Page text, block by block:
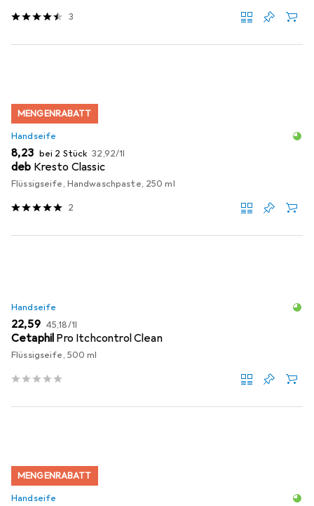
3
MENGENRABATT
Handseife
EUR
8,23 bei 2 Stück EUR
32,92/1l
deb Kresto Classic
Flüssigseife, Handwaschpaste, 250 ml
2
Handseife
EUR
22,59 EUR
45,18/1l
Cetaphil Pro Itchcontrol Clean
Flüssigseife, 500 ml
MENGENRABATT
Handseife